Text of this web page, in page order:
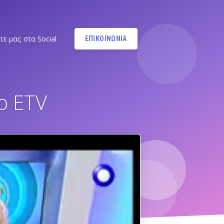
μας στα Social
Instagram
@PILATESBYMANDY
Pilates by Mandy Facebook
Pilates by Mandy
FACEBOOK ΕΛΛΗΝΙΚΟΥ
Pilates by Mandy
FACEBOOK ΑΛΙΜΟΥ
ΕΠΙΚΟΙΝΩΝΙΑ
ETV